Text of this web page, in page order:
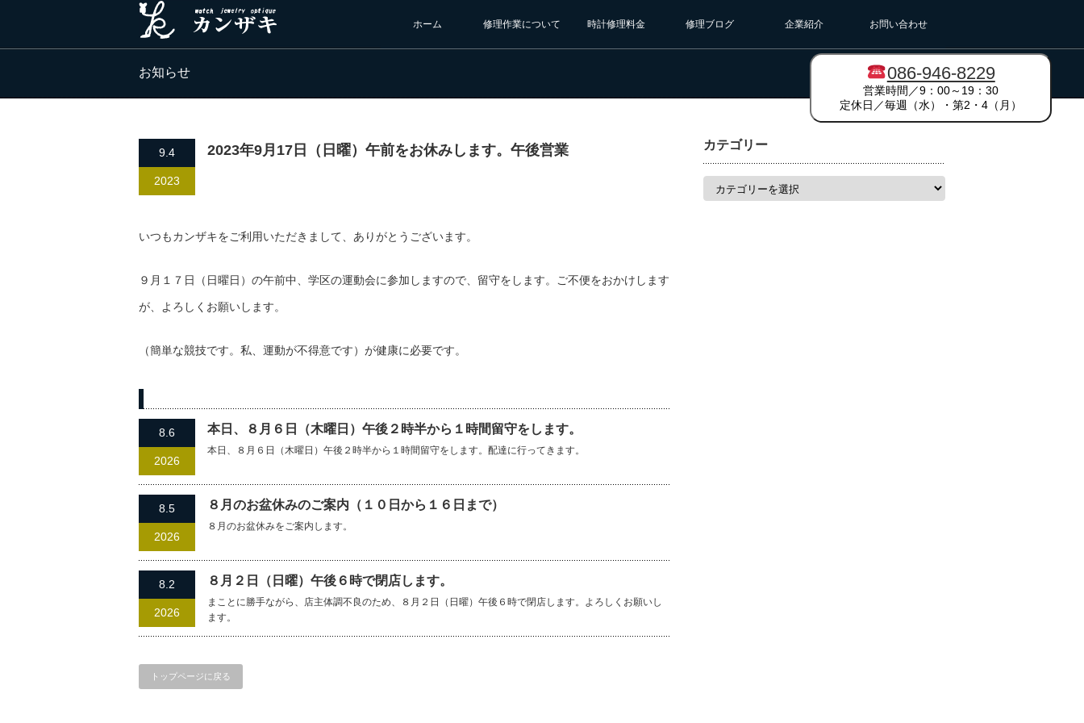
ホーム 修理作業について 時計修理料金 修理ブログ 企業紹介 お問い合わせ
お知らせ
9.4
2023
2023年9月17日（日曜）午前をお休みします。午後営業
いつもカンザキをご利用いただきまして、ありがとうございます。
９月１７日（日曜日）の午前中、学区の運動会に参加しますので、留守をします。ご不便をおかけします
が、よろしくお願いします。
（簡単な競技です。私、運動が不得意です）が健康に必要です。
8.6
2026
本日、８月６日（木曜日）午後２時半から１時間留守をします。
本日、８月６日（木曜日）午後２時半から１時間留守をします。配達に行ってきます。
8.5
2026
８月のお盆休みのご案内（１０日から１６日まで）
８月のお盆休みをご案内します。
8.2
2026
８月２日（日曜）午後６時で閉店します。
まことに勝手ながら、店主体調不良のため、８月２日（日曜）午後６時で閉店します。よろしくお願いし
ます。
トップページに戻る
カテゴリー
カ
086-946-8229
営業時間／9：00～19：30
定休日／毎週（水）・第2・4（月）